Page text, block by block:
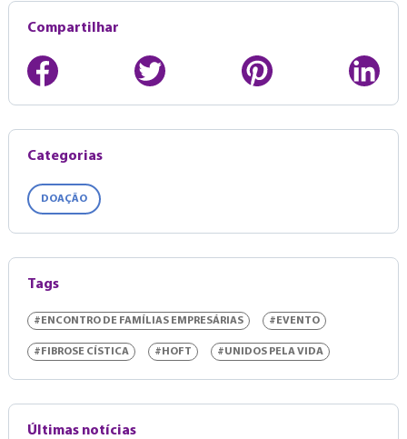
Compartilhar
Categorias
DOAÇÃO
Tags
#ENCONTRO DE FAMÍLIAS EMPRESÁRIAS #EVENTO
#FIBROSE CÍSTICA #HOFT #UNIDOS PELA VIDA
Últimas notícias